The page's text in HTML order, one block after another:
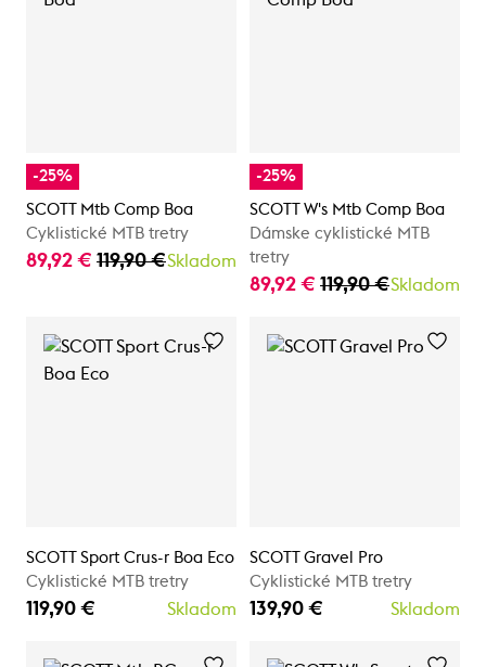
-25%
SCOTT Mtb Comp Boa
Cyklistické MTB tretry
89,92 € 119,90 €Skladom
-25%
SCOTT W's Mtb Comp Boa
Dámske cyklistické MTB
tretry
89,92 € 119,90 €Skladom
SCOTT Sport Crus-r Boa Eco
Cyklistické MTB tretry
119,90 € Skladom
SCOTT Gravel Pro
Cyklistické MTB tretry
139,90 € Skladom